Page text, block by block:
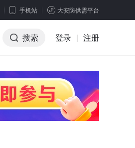
手机站 大安防供需平台
搜索 登录 | 注册